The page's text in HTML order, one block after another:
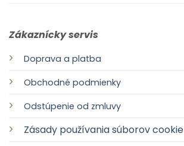
Zákaznícky servis
Doprava a platba
Obchodné podmienky
Odstúpenie od zmluvy
Zásady používania súborov cookie